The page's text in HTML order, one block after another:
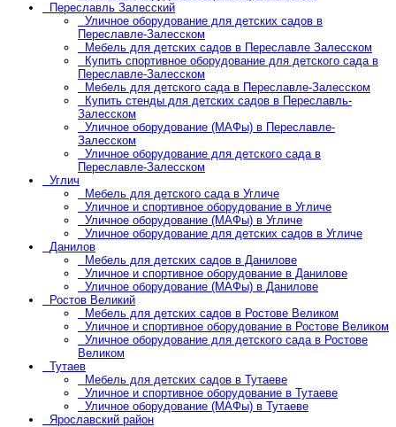
Переславль Залесский
Уличное оборудование для детских садов в
Переславле-Залесском
Мебель для детских садов в Переславле Залесском
Купить спортивное оборудование для детского сада в
Переславле-Залесском
Мебель для детского сада в Переславле-Залесском
Купить стенды для детских садов в Переславль-
Залесском
Уличное оборудование (МАФы) в Переславле-
Залесском
Уличное оборудование для детского сада в
Переславле-Залесском
Углич
Мебель для детского сада в Угличе
Уличное и спортивное оборудование в Угличе
Уличное оборудование (МАФы) в Угличе
Уличное оборудование для детских садов в Угличе
Данилов
Мебель для детских садов в Данилове
Уличное и спортивное оборудование в Данилове
Уличное оборудование (МАФы) в Данилове
Ростов Великий
Мебель для детских садов в Ростове Великом
Уличное и спортивное оборудование в Ростове Великом
Уличное оборудование для детского сада в Ростове
Великом
Тутаев
Мебель для детских садов в Тутаеве
Уличное и спортивное оборудование в Тутаеве
Уличное оборудование (МАФы) в Тутаеве
Ярославский район